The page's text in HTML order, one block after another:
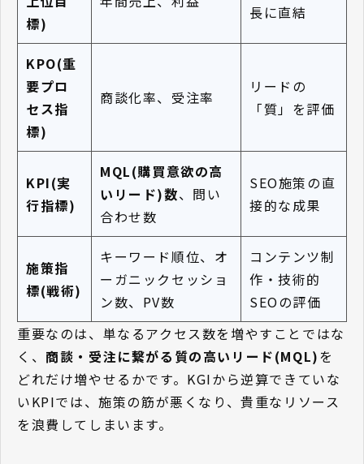
標)
長に直結
KPO(重
要プロ
セス指
標)
商談化率、受注率
リードの
「質」を評価
KPI(実
行指標)
MQL(購買意欲の高
いリード)数、問い
合わせ数
SEO施策の直
接的な成果
施策指
標(戦術)
キーワード順位、オ
ーガニックセッショ
ン数、PV数
コンテンツ制
作・技術的
SEOの評価
重要なのは、単なるアクセス数を増やすことではな
く、 商談・受注に繋がる質の高いリード(MQL)を
どれだけ増やせるかです。KGIから逆算できていな
いKPIでは、施策の筋が悪くなり、貴重なリソース
を浪費してしまいます。